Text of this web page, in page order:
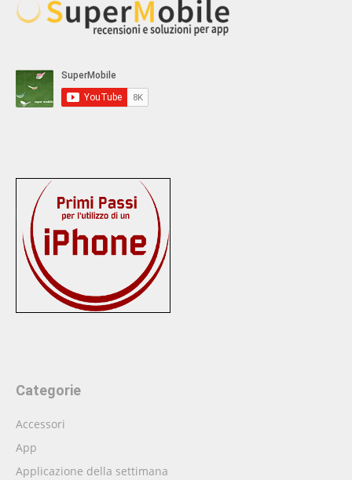
Categorie
Accessori
App
Applicazione della settimana